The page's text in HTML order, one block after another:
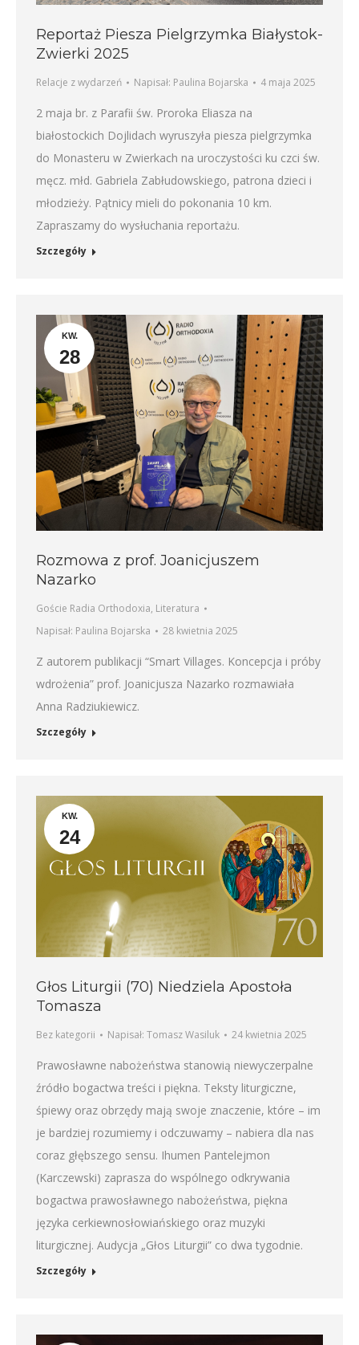
Reportaż Piesza Pielgrzymka Białystok-
Zwierki 2025
Relacje z wydarzeń Napisał: Paulina Bojarska 4 maja 2025
2 maja br. z Parafii św. Proroka Eliasza na
białostockich Dojlidach wyruszyła piesza pielgrzymka
do Monasteru w Zwierkach na uroczystości ku czci św.
męcz. młd. Gabriela Zabłudowskiego, patrona dzieci i
młodzieży. Pątnicy mieli do pokonania 10 km.
Zapraszamy do wysłuchania reportażu.
Szczegóły
KW.
28
Rozmowa z prof. Joanicjuszem
Nazarko
Goście Radia Orthodoxia, Literatura
Napisał: Paulina Bojarska 28 kwietnia 2025
Z autorem publikacji “Smart Villages. Koncepcja i próby
wdrożenia” prof. Joanicjusza Nazarko rozmawiała
Anna Radziukiewicz.
Szczegóły
KW.
24
Głos Liturgii (70) Niedziela Apostoła
Tomasza
Bez kategorii Napisał: Tomasz Wasiluk 24 kwietnia 2025
Prawosławne nabożeństwa stanowią niewyczerpalne
źródło bogactwa treści i piękna. Teksty liturgiczne,
śpiewy oraz obrzędy mają swoje znaczenie, które – im
je bardziej rozumiemy i odczuwamy – nabiera dla nas
coraz głębszego sensu. Ihumen Pantelejmon
(Karczewski) zaprasza do wspólnego odkrywania
bogactwa prawosławnego nabożeństwa, piękna
języka cerkiewnosłowiańskiego oraz muzyki
liturgicznej. Audycja „Głos Liturgii” co dwa tygodnie.
Szczegóły